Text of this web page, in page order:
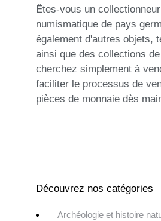
Êtes-vous un
numismatique de pays
également d'autres objets,
ainsi que des collections
cherchez simplement à
faciliter le processus de
pièces de monnaie dès
Découvrez nos catégories
Archéologie et histoire